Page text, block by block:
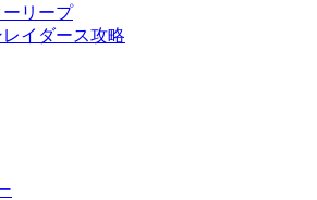
リープ
イダース攻略